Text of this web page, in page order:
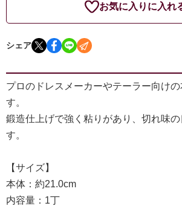
お気に入りに入れ
シェア
プロのドレスメーカーやテーラー向け
す。
鍛造仕上げで強く粘りがあり、切れ味の
す。
【サイズ】
本体：約21.0cm
内容量：1丁